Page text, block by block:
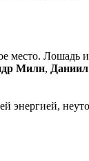
место. Лошадь
Милн,
энергией,